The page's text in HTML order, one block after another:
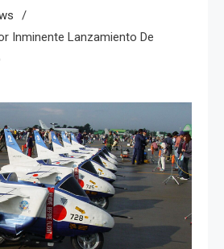
Inminente Lanzamiento De